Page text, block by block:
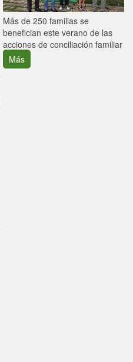
Más de 250 familias se
benefician este verano de las
acciones de conciliación familiar
Más